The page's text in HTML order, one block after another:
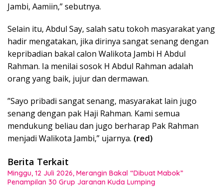
Jambi, Aamiin,” sebutnya.
Selain itu, Abdul Say, salah satu tokoh masyarakat yang
hadir mengatakan, jika dirinya sangat senang dengan
kepribadian bakal calon Walikota Jambi H Abdul
Rahman. Ia menilai sosok H Abdul Rahman adalah
orang yang baik, jujur dan dermawan.
”Sayo pribadi sangat senang, masyarakat lain jugo
senang dengan pak Haji Rahman. Kami semua
mendukung beliau dan jugo berharap Pak Rahman
menjadi Walikota Jambi,” ujarnya. (red)
Berita Terkait
Minggu, 12 Juli 2026, Merangin Bakal “Dibuat Mabok”
Penampilan 30 Grup Jaranan Kuda Lumping